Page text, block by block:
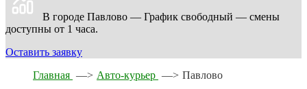
В городе Павлово — График свободный — смены
доступны от 1 часа.
Оставить заявку
Главная —> Авто-курьер —> Павлово